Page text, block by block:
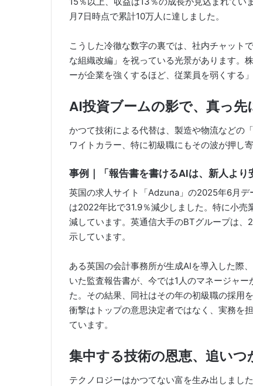
月7日時点で累計10万人に達しました。
こうした冷徹な数字の裏では、社内チャット
な組織改編」を祝っている光景があります。
ーが企業を強くするほど、従業員を弱くする
AI投資ブームの影で、真っ
かつて技術による代替は、製造や物流などの
ワイトカラー、特に初級職にもその波が押し寄
事例｜「報告書を書けるAIは、新人より
英国の求人サイト「Adzuna」の2025年6月
は2022年比で31.9％減少しました。特に小
減しています。英通信大手のBTグループは
示しています。
ある英国の会計事務所が生成AIを導入した際
いた監査報告書が、今では1人のマネージャ
た。その結果、同社はその年の初級職の採用
衝撃はトップの意思決定者ではなく、実務を
ています。
集中する技術の恩恵、追いつ
テクノロジーはかつてない富を生み出しまし